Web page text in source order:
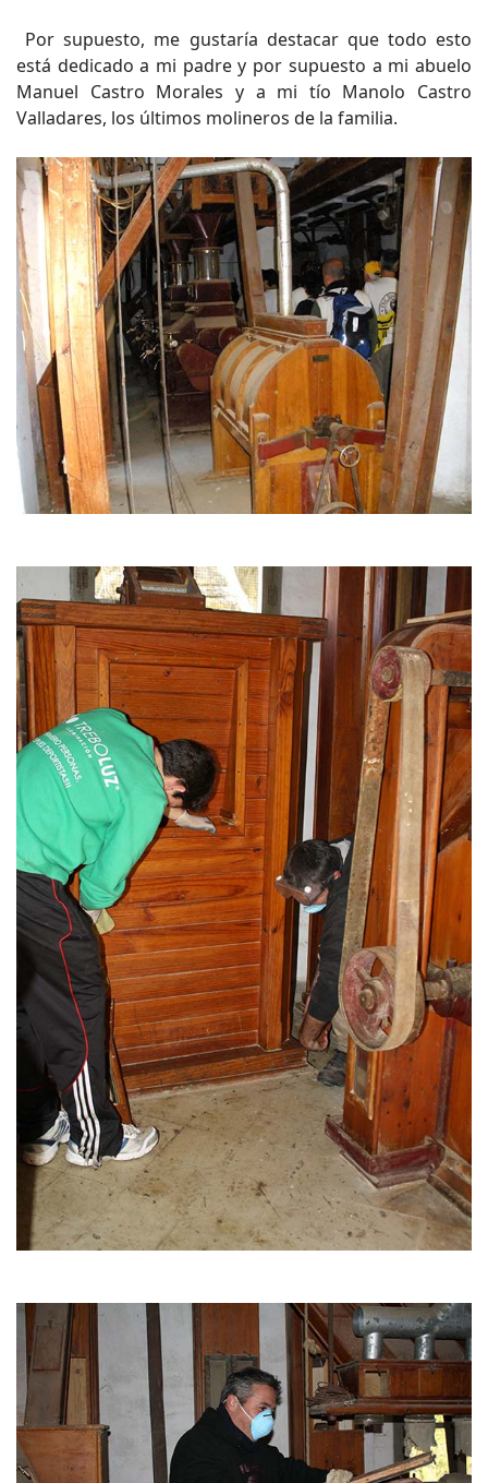
Por supuesto, me gustaría destacar que todo esto
está dedicado a mi padre y por supuesto a mi abuelo
Manuel Castro Morales y a mi tío Manolo Castro
Valladares, los últimos molineros de la familia.